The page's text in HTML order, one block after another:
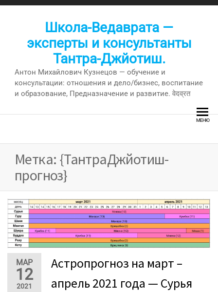
Перейти
Школа-Ведаврата —
эксперты и консультанты
Тантра-Джйотиш.
Антон Михайлович Кузнецов — обучение и
консультации: отношения и дело/бизнес, воспитание
и образование, Предназначение и развитие. वेदव्रत
МЕНЮ
Метка: {ТантраДжйотиш-
прогноз}
МАР
12
2021
Астропрогноз на март –
апрель 2021 года — Сурья